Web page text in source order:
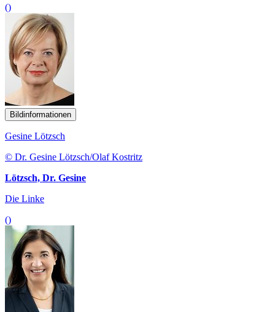
()
Bildinformationen
Gesine Lötzsch
© Dr. Gesine Lötzsch/Olaf Kostritz
Lötzsch, Dr. Gesine
Die Linke
()